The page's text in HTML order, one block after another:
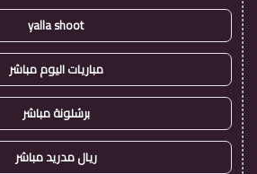
yalla shoot
مباريات اليوم مباشر
برشلونة مباشر
ريال مدريد مباشر